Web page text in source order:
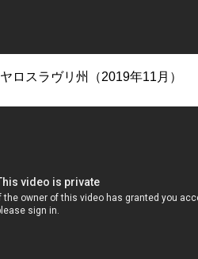
ヤロスラヴリ州（2019年11月）